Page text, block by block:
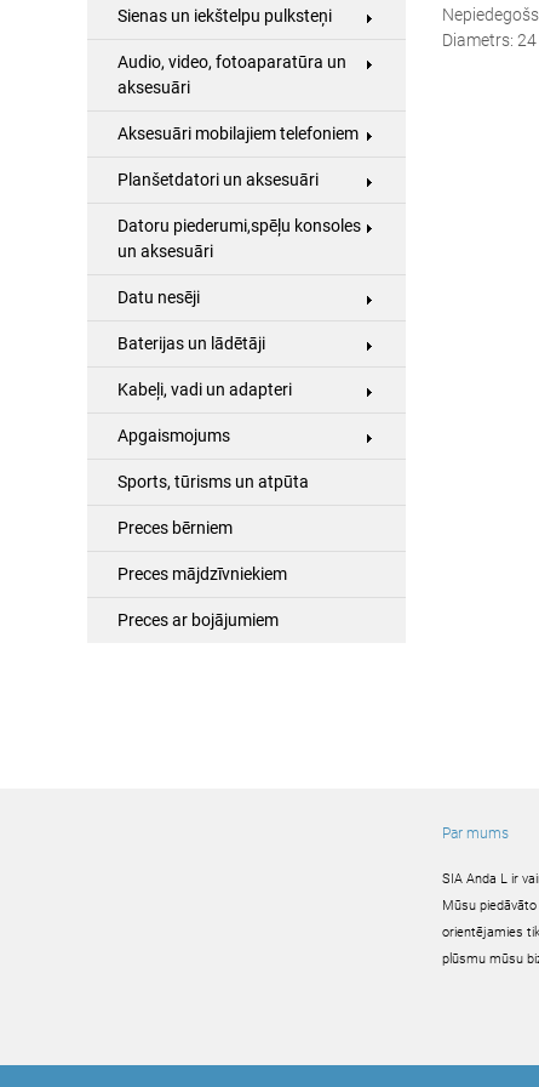
Diametrs: 24
Sienas un iekštelpu pulksteņi
Audio, video, fotoaparatūra un
aksesuāri
Aksesuāri mobilajiem telefoniem
Planšetdatori un aksesuāri
Datoru piederumi,spēļu konsoles
un aksesuāri
Datu nesēji
Baterijas un lādētāji
Kabeļi, vadi un adapteri
Apgaismojums
Sports, tūrisms un atpūta
Preces bērniem
Preces mājdzīvniekiem
Preces ar bojājumiem
Par mums
SIA Anda L ir
Mūsu
orientējamies
plūsmu mūsu